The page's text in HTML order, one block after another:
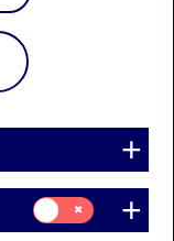
Samtykke
til:
Statistikk